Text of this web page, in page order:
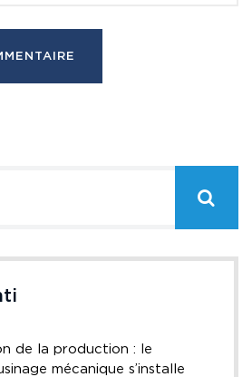
de la production : le
mécanique s’installe